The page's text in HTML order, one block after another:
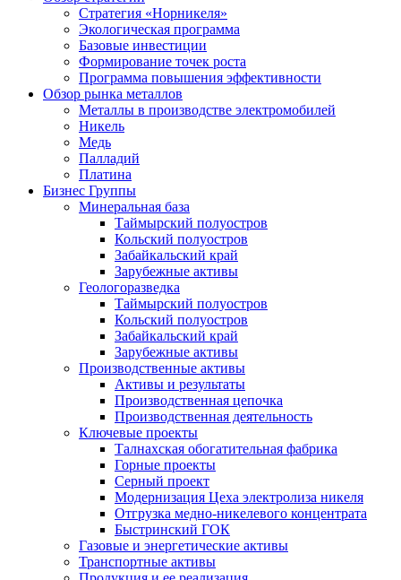
Стратегия «Норникеля»
Экологическая программа
Базовые инвестиции
Формирование точек роста
Программа повышения эффективности
Обзор рынка металлов
Металлы в производстве электромобилей
Никель
Медь
Палладий
Платина
Бизнес Группы
Минеральная база
Таймырский полуостров
Кольский полуостров
Забайкальский край
Зарубежные активы
Геологоразведка
Таймырский полуостров
Кольский полуостров
Забайкальский край
Зарубежные активы
Производственные активы
Активы и результаты
Производственная цепочка
Производственная деятельность
Ключевые проекты
Талнахская обогатительная фабрика
Горные проекты
Серный проект
Модернизация Цеха электролиза никеля
Отгрузка медно-никелевого концентрата
Быстринский ГОК
Газовые и энергетические активы
Транспортные активы